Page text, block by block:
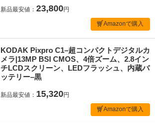
新品最安値： 23,800円
Amazonで購入
KODAK Pixpro C1–超コンパクトデジタルカ
メラ|13MP BSI CMOS、4倍ズーム、2.8イン
チLCDスクリーン、LEDフラッシュ、内蔵バ
ッテリー–黒
新品最安値： 15,320円
Amazonで購入